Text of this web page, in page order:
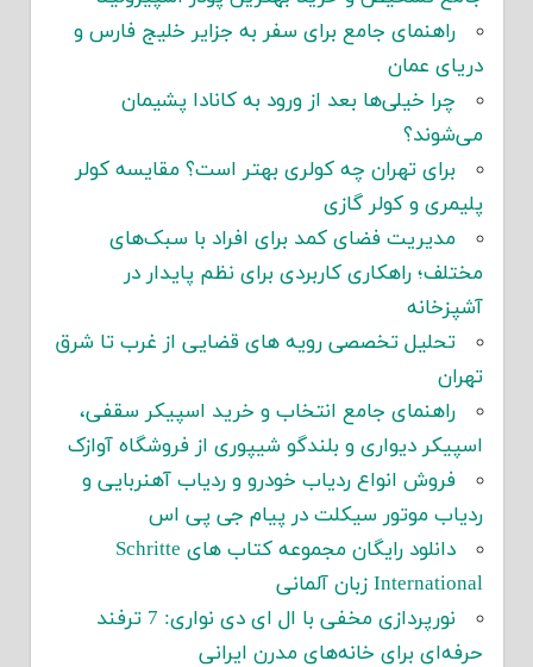
راهنمای جامع برای سفر به جزایر خلیج فارس و
دریای عمان
چرا خیلی‌ها بعد از ورود به کانادا پشیمان
می‌شوند؟
برای تهران چه کولری بهتر است؟ مقایسه کولر
پلیمری و کولر گازی
مدیریت فضای کمد برای افراد با سبک‌های
مختلف؛ راهکاری کاربردی برای نظم پایدار در
آشپزخانه
تحلیل تخصصی رویه های قضایی از غرب تا شرق
تهران
راهنمای جامع انتخاب و خرید اسپیکر سقفی،
اسپیکر دیواری و بلندگو شیپوری از فروشگاه آوازک
فروش انواع ردیاب خودرو و ردیاب آهنربایی و
ردیاب موتور سیکلت در پیام جی پی اس
دانلود رایگان مجموعه کتاب های Schritte
International زبان آلمانی
نورپردازی مخفی با ال ای دی نواری: 7 ترفند
حرفه‌ای برای خانه‌های مدرن ایرانی